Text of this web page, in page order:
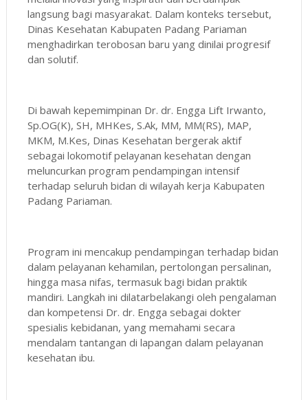
langsung bagi masyarakat. Dalam konteks tersebut,
Dinas Kesehatan Kabupaten Padang Pariaman
menghadirkan terobosan baru yang dinilai progresif
dan solutif.
Di bawah kepemimpinan Dr. dr. Engga Lift Irwanto,
Sp.OG(K), SH, MHKes, S.Ak, MM, MM(RS), MAP,
MKM, M.Kes, Dinas Kesehatan bergerak aktif
sebagai lokomotif pelayanan kesehatan dengan
meluncurkan program pendampingan intensif
terhadap seluruh bidan di wilayah kerja Kabupaten
Padang Pariaman.
Program ini mencakup pendampingan terhadap bidan
dalam pelayanan kehamilan, pertolongan persalinan,
hingga masa nifas, termasuk bagi bidan praktik
mandiri. Langkah ini dilatarbelakangi oleh pengalaman
dan kompetensi Dr. dr. Engga sebagai dokter
spesialis kebidanan, yang memahami secara
mendalam tantangan di lapangan dalam pelayanan
kesehatan ibu.